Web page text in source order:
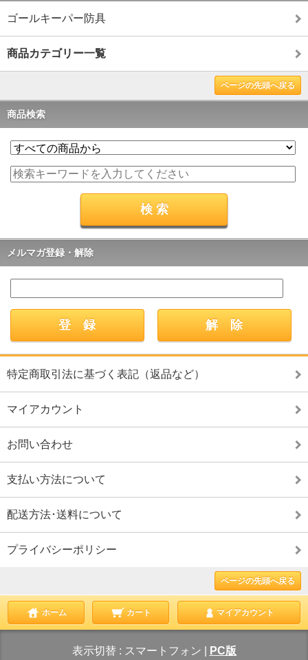
ゴールキーパー防具
商品カテゴリー一覧
ページの先頭へ戻る
商品検索
メルマガ登録・解除
特定商取引法に基づく表記（返品など）
マイアカウント
お問い合わせ
支払い方法について
配送方法･送料について
プライバシーポリシー
ページの先頭へ戻る
ホーム カート マイアカウント
表示切替 : スマートフォン PC版